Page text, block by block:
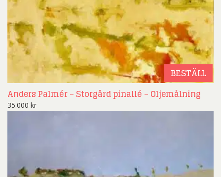
BESTÄLL
Anders Palmér – Storgård pinallé – Oljemålning
35.000 kr